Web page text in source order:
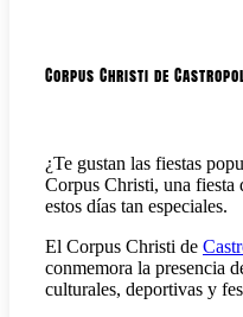
Corpus Christi de
¿Te gustan las fiestas
Corpus Christi, una fiesta
estos días tan especiales.
El Corpus Christi de
conmemora la presencia
culturales, deportivas y